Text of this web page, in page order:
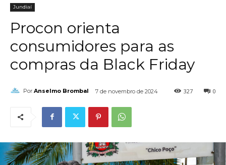
Jundiaí
Procon orienta
consumidores para as
compras da Black Friday
Por Anselmo Brombal 7 de novembro de 2024 0
327